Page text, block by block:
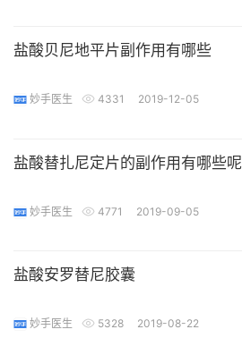
盐酸贝尼地平片副作用有哪些
妙手医生 4331 2019-12-05
盐酸替扎尼定片的副作用有哪些呢
妙手医生 4771 2019-09-05
盐酸安罗替尼胶囊
妙手医生 5328 2019-08-22